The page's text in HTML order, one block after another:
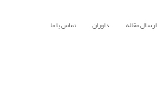
ارسال مقاله داوران تماس با ما